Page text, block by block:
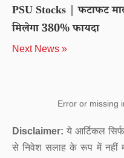
PSU Stocks | फटाफट
मिलेगा 380% फायदा
Next News »
Error or missing
Disclaimer: ये आर्टिकल
से निवेश सलाह के रूप में नहीं